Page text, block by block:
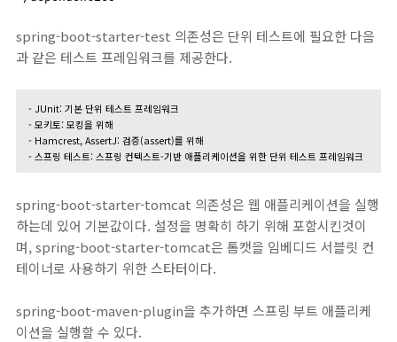
spring-boot-starter-test 의존성은 단위 테스트에 필요한 다음
과 같은 테스트 프레임워크를 제공한다.
- JUnit: 기본 단위 테스트 프레임워크
- 모키토: 모킹을 위해
- Hamcrest, AssertJ: 검증(assert)를 위해
- 스프링 테스트: 스프링 컨텍스트-기반 애플리케이션을 위한 단위 테스트 프레임워크
spring-boot-starter-tomcat 의존성은 웹 애플리케이션을 실행
하는데 있어 기본값이다. 설정을 명확히 하기 위해 포함시킨것이
며, spring-boot-starter-tomcat은 톰캣을 임베디드 서블릿 컨
테이너로 사용하기 위한 스타터이다.
spring-boot-maven-plugin을 추가하면 스프링 부트 애플리케
이션을 실행할 수 있다.